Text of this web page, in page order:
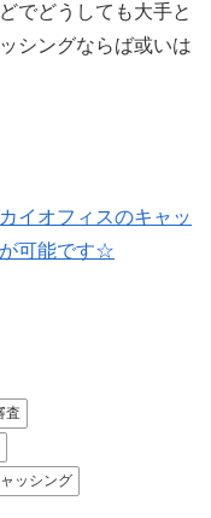
でどうしても大手と
シングならば或いは
イオフィスのキャッ
可能です☆
査
ッシング